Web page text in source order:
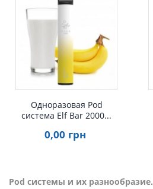
Одноразовая Pod
система Elf Bar 2000...
0,00 грн
Pod системы и их разнообразие.